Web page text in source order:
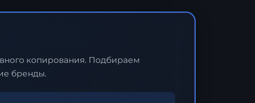
копирования. Подбираем
бренды.